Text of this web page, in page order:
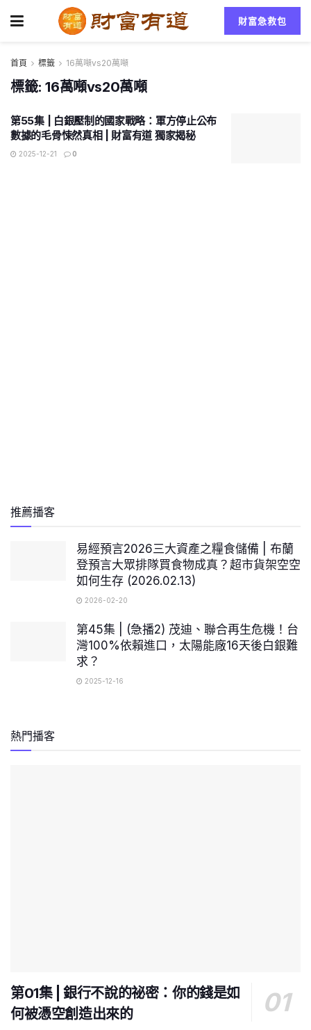
財富急救包
首頁 標籤 16萬噸vs20萬噸
標籤:16萬噸vs20萬噸
第55集 | 白銀壓制的國家戰略：軍方停止公布
數據的毛骨悚然真相 | 財富有道 獨家揭秘
2025-12-21 0
推薦播客
易經預言2026三大資產之糧食儲備 | 布蘭
登預言大眾排隊買食物成真？超市貨架空空
如何生存 (2026.02.13)
2026-02-20
第45集 | (急播2) 茂迪、聯合再生危機！台
灣100%依賴進口，太陽能廠16天後白銀難
求？
2025-12-16
熱門播客
第01集 | 銀行不說的祕密：你的錢是如
何被憑空創造出來的